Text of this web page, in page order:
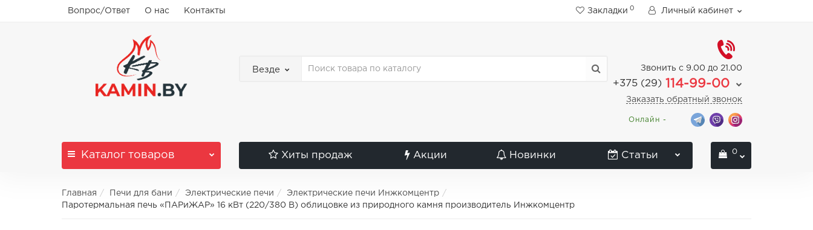
Вопрос/Ответ О нас Контакты Закладки 0 Личный кабинет
Везде Звонить с 9.00 до 21.00
+375 (29) 114-99-00
Заказать обратный звонок
Онлайн -
Каталог товаров Хиты продаж Акции Новинки Статьи 0
Главная Печи для бани Электрические печи
Электрические печи Инжкомцентр
Паротермальная печь «ПАРиЖАР» 16 кВт (220/380 В) облицовке из природного камня производитель Инжкомцентр